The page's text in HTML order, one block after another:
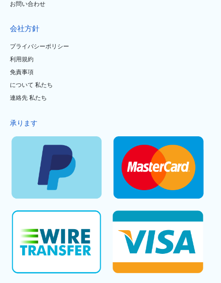
お問い合わせ
会社方針
プライバシーポリシー
利用規約
免責事項
について 私たち
連絡先 私たち
承ります